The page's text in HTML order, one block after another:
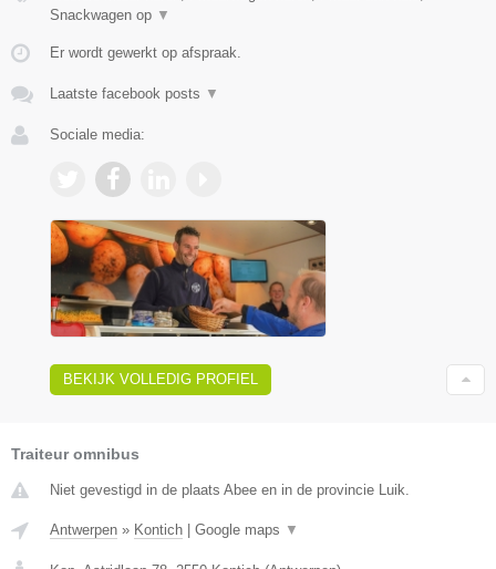
Snackwagen op ▼
Er wordt gewerkt op afspraak.
Laatste facebook posts ▼
Sociale media:
BEKIJK VOLLEDIG PROFIEL
Traiteur omnibus
Niet gevestigd in de plaats Abee en in de provincie Luik.
Antwerpen » Kontich Google maps ▼